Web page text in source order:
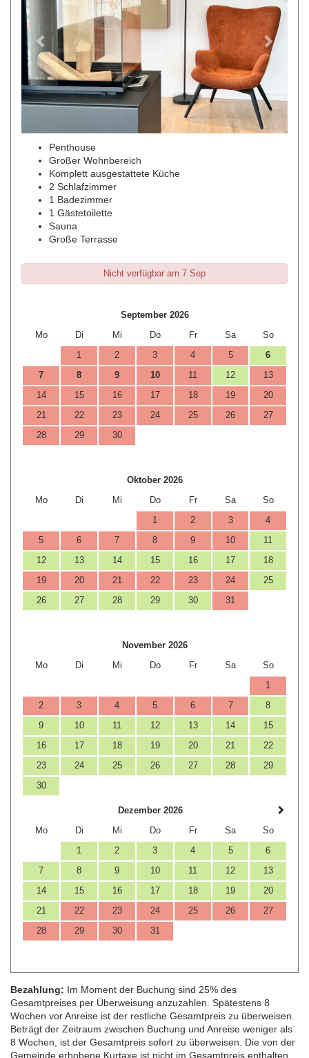
Penthouse
Großer Wohnbereich
Komplett ausgestattete Küche
2 Schlafzimmer
1 Badezimmer
1 Gästetoilette
Sauna
Große Terrasse
Nicht verfügbar am 7 Sep
September 2026
Mo
Di Mi Do Fr Sa
So
1
2 3 4 5
6
7
8 9 10 11 12
13
14
15 16 17 18 19
20
21
22 23 24 25 26
27
28
29 30
Oktober 2026
Mo
Di Mi Do Fr Sa
So
1
2 3
4
5
6 7 8 9 10
11
12
13 14 15 16 17
18
19
20 21 22 23 24
25
26
27 28 29 30 31
November 2026
Mo
Di Mi Do Fr Sa
So
1
2
3 4 5 6 7
8
9
10 11 12 13 14
15
16
17 18 19 20 21
22
23
24 25 26 27 28
29
30
Dezember 2026
Mo
Di Mi Do Fr Sa
So
1
2 3 4 5
6
7
8 9 10 11 12
13
14
15 16 17 18 19
20
21
22 23 24 25 26
27
28
29 30 31
Bezahlung: Im Moment der Buchung sind 25% des
Gesamtpreises per Überweisung anzuzahlen. Spätestens 8
Wochen vor Anreise ist der restliche Gesamtpreis zu überweisen.
Beträgt der Zeitraum zwischen Buchung und Anreise weniger als
8 Wochen, ist der Gesamtpreis sofort zu überweisen. Die von der
Gemeinde erhobene Kurtaxe ist nicht im Gesamtpreis enthalten